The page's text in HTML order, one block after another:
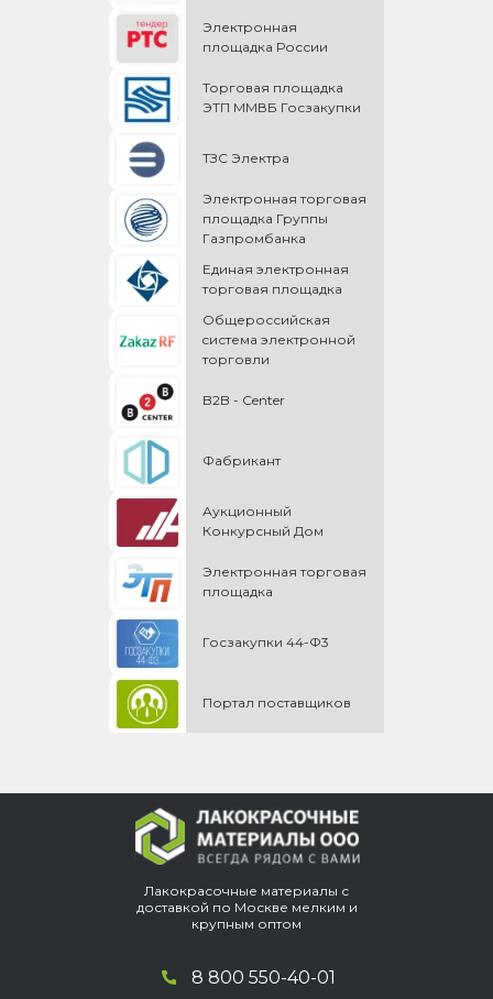
Электронная
площадка России
Торговая площадка
ЭТП ММВБ Госзакупки
ТЗС Электра
Электронная торговая
площадка Группы
Газпромбанка
Единая электронная
торговая площадка
Общероссийская
cистема электронной
торговли
B2B - Center
Фабрикант
Аукционный
Конкурсный Дом
Электронная торговая
площадка
Госзакупки 44-Ф3
Портал поставщиков
Лакокрасочные материалы с
доставкой по Москве мелким и
крупным оптом
8 800 550-40-01